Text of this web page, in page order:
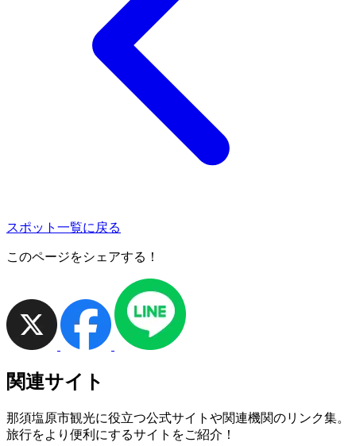
スポット一覧に戻る
このページをシェアする！
関連サイト
那須塩原市観光に役立つ公式サイトや関連機関のリンク集。
旅行をより便利にするサイトをご紹介！